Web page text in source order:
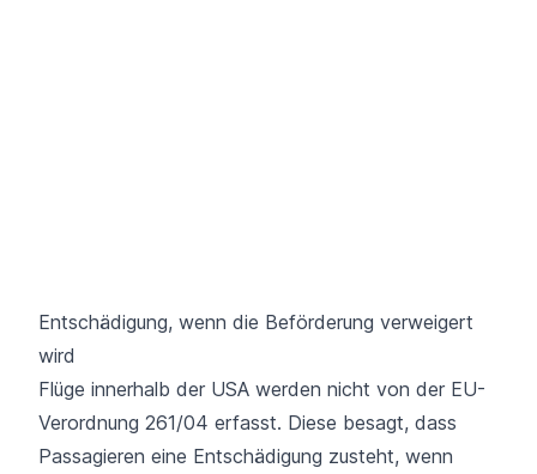
Entschädigung, wenn die Beförderung verweigert
wird
Flüge innerhalb der USA werden nicht von der EU-
Verordnung 261/04 erfasst. Diese besagt, dass
Passagieren eine Entschädigung zusteht, wenn